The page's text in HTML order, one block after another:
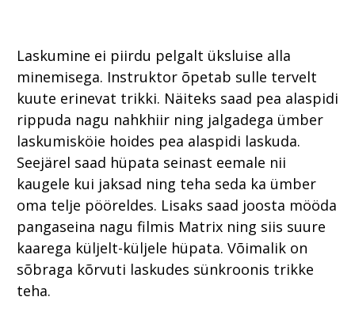
Laskumine ei piirdu pelgalt üksluise alla
minemisega. Instruktor õpetab sulle tervelt
kuute erinevat trikki. Näiteks saad pea alaspidi
rippuda nagu nahkhiir ning jalgadega ümber
laskumisköie hoides pea alaspidi laskuda.
Seejärel saad hüpata seinast eemale nii
kaugele kui jaksad ning teha seda ka ümber
oma telje pööreldes. Lisaks saad joosta mööda
pangaseina nagu filmis Matrix ning siis suure
kaarega küljelt-küljele hüpata. Võimalik on
sõbraga kõrvuti laskudes sünkroonis trikke
teha.